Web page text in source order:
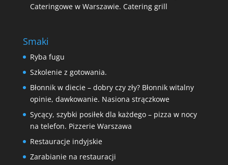
Cateringowe w Warszawie. Catering grill
Smaki
Ryba fugu
Szkolenie z gotowania.
Błonnik w diecie – dobry czy zły? Błonnik witalny
opinie, dawkowanie. Nasiona strączkowe
Sycący, szybki posiłek dla każdego – pizza w nocy
na telefon. Pizzerie Warszawa
Restauracje indyjskie
Zarabianie na restauracji